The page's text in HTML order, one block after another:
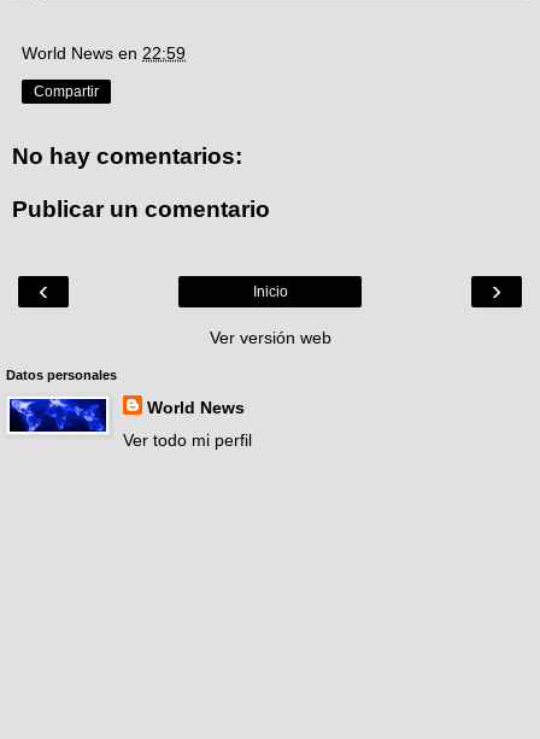
World News en 22:59
Compartir
No hay comentarios:
Publicar un comentario
‹ ›
Inicio
Ver versión web
Datos personales
World News
Ver todo mi perfil